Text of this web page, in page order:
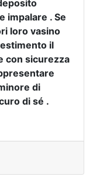
impalare . Se
loro vasino
il
con sicurezza
di
di sé .